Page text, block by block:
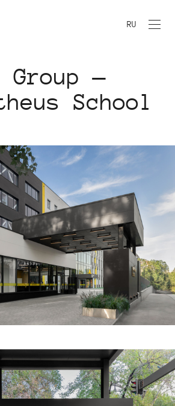
RU
Group —
School